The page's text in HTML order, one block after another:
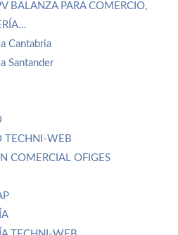
BALANZA PARA COMERCIO,
Cantabria
Santander
TECHNI-WEB
COMERCIAL OFIGES